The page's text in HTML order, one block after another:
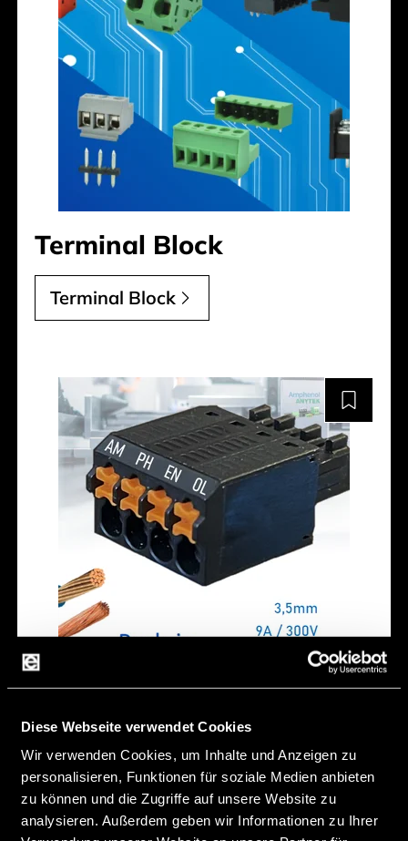
Diese Webseite verwendet Cookies
Wir verwenden Cookies, um Inhalte und Anzeigen zu
personalisieren, Funktionen für soziale Medien anbieten
zu können und die Zugriffe auf unsere Website zu
analysieren. Außerdem geben wir Informationen zu Ihrer
Terminal Block
Terminal Block
Terminal Block
Pluggable PCB Terminal Block